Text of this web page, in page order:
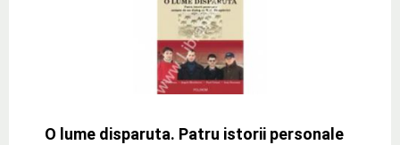
O lume disparuta. Patru istorii personale